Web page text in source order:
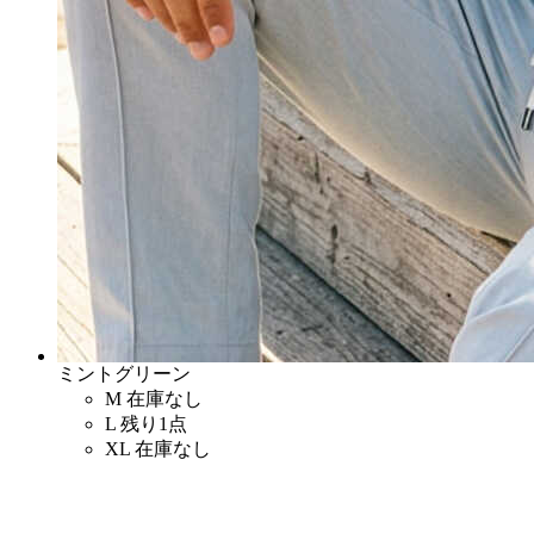
ミントグリーン
M 在庫なし
L 残り1点
XL 在庫なし